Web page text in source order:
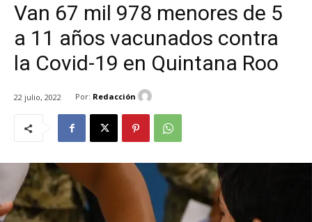
Van 67 mil 978 menores de 5
a 11 años vacunados contra
la Covid-19 en Quintana Roo
22 julio, 2022 Por: Redacción